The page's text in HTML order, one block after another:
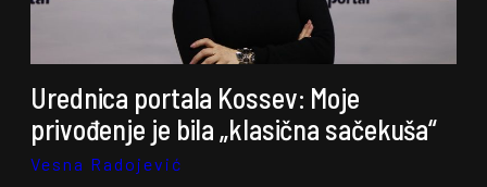
Urednica portala Kossev: Moje
privođenje je bila „klasična sačekuša“
Vesna Radojević